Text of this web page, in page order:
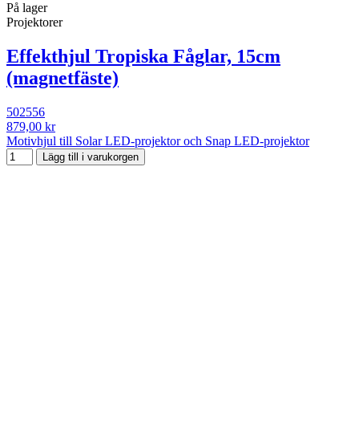
På lager
Projektorer
Effekthjul Tropiska Fåglar, 15cm
(magnetfäste)
502556
879,00 kr
Motivhjul till Solar LED-projektor och Snap LED-projektor
Lägg till i varukorgen